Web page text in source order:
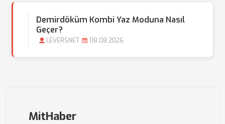
Demirdöküm Kombi Yaz Moduna Nasıl
Geçer?
LEVERSNET 08.08.2026
MitHaber